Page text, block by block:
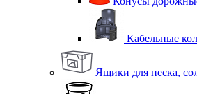
Кабельные
Ящики для песка,